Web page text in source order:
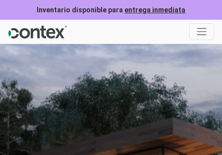
Inventario disponible para entrega inmediata